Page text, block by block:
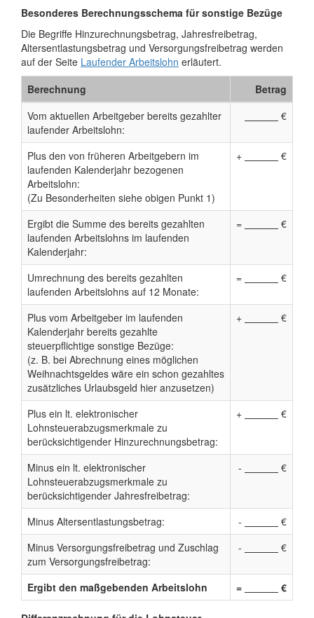
Besonderes Berechnungsschema für sonstige Bezüge
Die Begriffe Hinzurechnungsbetrag, Jahresfreibetrag,
Altersentlastungsbetrag und Versorgungsfreibetrag werden
auf der Seite Laufender Arbeitslohn erläutert.
Berechnung
Betrag
Vom aktuellen Arbeitgeber bereits gezahlter
laufender Arbeitslohn:
€
Plus den von früheren Arbeitgebern im
laufenden Kalenderjahr bezogenen
Arbeitslohn:
(Zu Besonderheiten siehe obigen Punkt 1)
+ €
Ergibt die Summe des bereits gezahlten
laufenden Arbeitslohns im laufenden
Kalenderjahr:
= €
Umrechnung des bereits gezahlten
laufenden Arbeitslohns auf 12 Monate:
= €
Plus vom Arbeitgeber im laufenden
Kalenderjahr bereits gezahlte
steuerpflichtige sonstige Bezüge:
(z. B. bei Abrechnung eines möglichen
Weihnachtsgeldes wäre ein schon gezahltes
zusätzliches Urlaubsgeld hier anzusetzen)
+ €
Plus ein lt. elektronischer
Lohnsteuerabzugsmerkmale zu
berücksichtigender Hinzurechnungsbetrag:
+ €
Minus ein lt. elektronischer
Lohnsteuerabzugsmerkmale zu
berücksichtigender Jahresfreibetrag:
- €
Minus Altersentlastungsbetrag: -
€
Minus Versorgungsfreibetrag und Zuschlag
zum Versorgungsfreibetrag:
- €
Ergibt den maßgebenden Arbeitslohn = €